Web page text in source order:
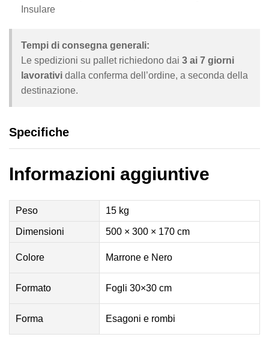
Insulare
Tempi di consegna generali:
Le spedizioni su pallet richiedono dai 3 ai 7 giorni
lavorativi dalla conferma dell’ordine, a seconda della
destinazione.
Specifiche
Informazioni aggiuntive
Peso 15 kg
Dimensioni 500 × 300 × 170 cm
Colore Marrone e Nero
Formato Fogli 30×30 cm
Forma Esagoni e rombi